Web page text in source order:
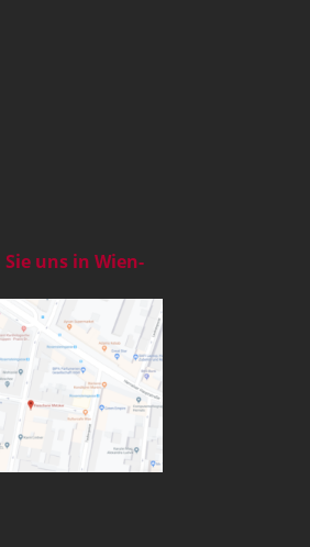
Sie uns in Wien-